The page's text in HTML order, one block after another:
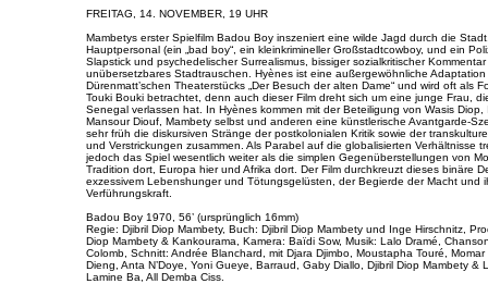
FREITAG, 14. NOVEMBER, 19 UHR
Mambetys erster Spielfilm Badou Boy inszeniert eine wilde Jagd durch die
Hauptpersonal (ein „bad boy“, ein kleinkrimineller Großstadtcowboy, und ein
Slapstick und psychedelischer Surrealismus, bissiger sozialkritischer
unübersetzbares Stadtrauschen. Hyènes ist eine außergewöhnliche Adaptation
Dürenmatt’schen Theaterstücks „Der Besuch der alten Dame“ und wird oft als
Touki Bouki betrachtet, denn auch dieser Film dreht sich um eine junge Frau,
Senegal verlassen hat. In Hyènes kommen mit der Beteiligung von Wasis Diop,
Mansour Diouf, Mambety selbst und anderen eine künstlerische Avantgarde-
sehr früh die diskursiven Stränge der postkolonialen Kritik sowie der
und Verstrickungen zusammen. Als Parabel auf die globalisierten Verhältnisse
jedoch das Spiel wesentlich weiter als die simplen Gegenüberstellungen von
Tradition dort, Europa hier und Afrika dort. Der Film durchkreuzt dieses binäre
exzessivem Lebenshunger und Tötungsgelüsten, der Begierde der Macht und
Verführungskraft.
Badou Boy 1970, 56’ (ursprünglich 16mm)
Regie: Djibril Diop Mambety, Buch: Djibril Diop Mambety und Inge Hirschnitz,
Diop Mambety & Kankourama, Kamera: Baïdi Sow, Musik: Lalo Dramé,
Colomb, Schnitt: Andrée Blanchard, mit Djara Djimbo, Moustapha Touré, Momar
Dieng, Anta N’Doye, Yoni Gueye, Barraud, Gaby Diallo, Djibril Diop Mambety &
Lamine Ba, All Demba Ciss.